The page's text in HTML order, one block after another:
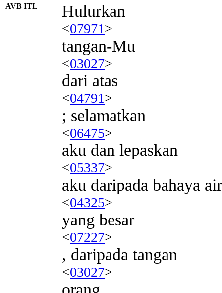
AVB ITL Hulurkan
<07971>
tangan-Mu
<03027>
dari atas
<04791>
; selamatkan
<06475>
aku dan lepaskan
<05337>
aku daripada bahaya air
<04325>
yang besar
<07227>
, daripada tangan
<03027>
orang